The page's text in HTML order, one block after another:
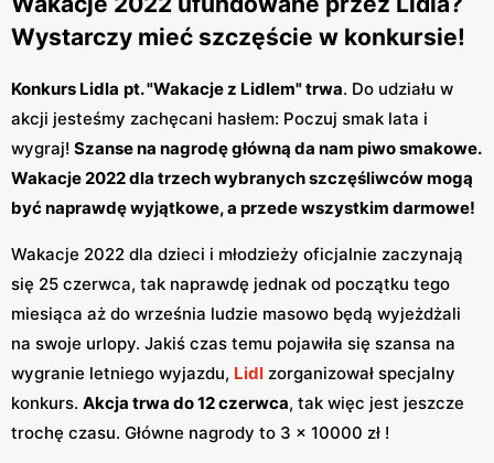
Wystarczy mieć szczęście w konkursie!
Konkurs Lidla pt. "Wakacje z Lidlem" trwa. Do udziału w
akcji jesteśmy zachęcani hasłem: Poczuj smak lata i
wygraj! Szanse na nagrodę główną da nam piwo smakowe.
Wakacje 2022 dla trzech wybranych szczęśliwców mogą
być naprawdę wyjątkowe, a przede wszystkim darmowe!
Wakacje 2022 dla dzieci i młodzieży oficjalnie zaczynają
się 25 czerwca, tak naprawdę jednak od początku tego
miesiąca aż do września ludzie masowo będą wyjeżdżali
na swoje urlopy. Jakiś czas temu pojawiła się szansa na
wygranie letniego wyjazdu, Lidl zorganizował specjalny
konkurs. Akcja trwa do 12 czerwca, tak więc jest jeszcze
trochę czasu. Główne nagrody to 3 x 10000 zł !